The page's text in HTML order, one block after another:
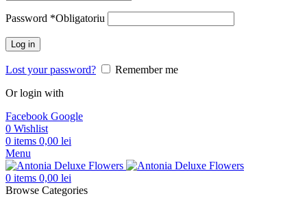
Password *Obligatoriu
Log in
Lost your password?
Remember me
Or login with
Facebook Google
0 Wishlist
0 items 0,00 lei
Menu
0 items 0,00 lei
Browse Categories